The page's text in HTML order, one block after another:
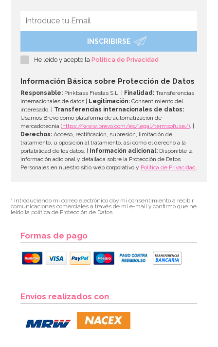
Bombona de Helio para Globos Maxi
AÑADIR
1,50€
INSCRIBIRSE
He leído y acepto laPolítica de Privacidad
Información Básica sobre Protección de Datos
Responsable: Pinkbass Fiestas S.L. | Finalidad: Transferencias
internacionales de datos |
Legitimación: Consentimiento del
interesado. | Transferencias internacionales de datos:
Usamos Brevo como plataforma de automatización de
mercadotecnia(https://www.brevo.com/es/legal/termsofuse/). |
Derechos: Acceso, rectificación, supresión, limitación de
tratamiento, u oposición al tratamiento, así como el derecho a la
portabilidad de los datos. |
Información adicional: Disponible la
información adicional y detallada sobre la Protección de Datos
Personales en nuestro sitio web corporativo y Política de Privacidad.
* Introduciendo mi correo electrónico doy mi consentimiento a recibir
comunicaciones comerciales a través de mi e-mail y confirmo que he
leído la política de Protección de Datos.
Formas de pago
Envíos realizados con